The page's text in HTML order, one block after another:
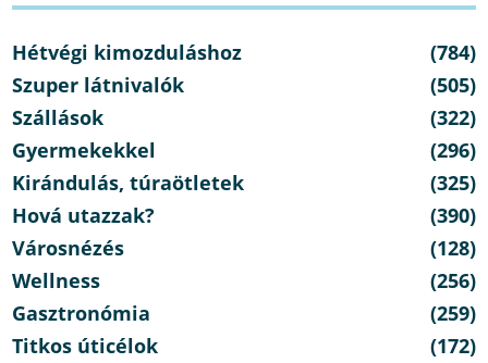
Hétvégi kimozduláshoz
(784)
Szuper látnivalók
(505)
Szállások
(322)
Gyermekekkel
(296)
Kirándulás, túraötletek
(325)
Hová utazzak?
(390)
Városnézés
(128)
Wellness
(256)
Gasztronómia
(259)
Titkos úticélok
(172)